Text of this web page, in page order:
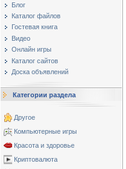
Блог
Каталог файлов
Гостевая книга
Видео
Онлайн игры
Каталог сайтов
Доска объявлений
Категории раздела
Другое
Компьютерные игры
Красота и здоровье
Криптовалюта